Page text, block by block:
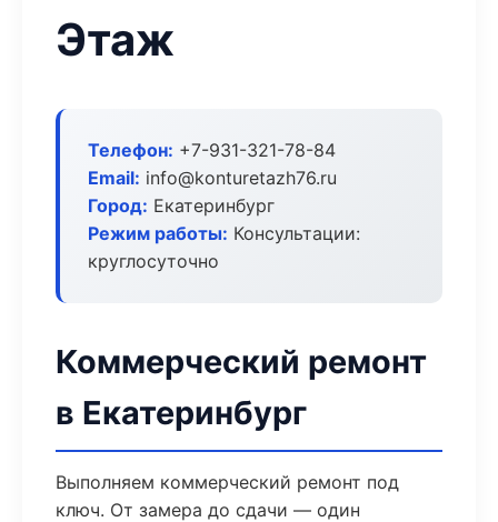
Этаж
Телефон: +7-931-321-78-84
Email: info@konturetazh76.ru
Город: Екатеринбург
Режим работы: Консультации:
круглосуточно
Коммерческий ремонт
в Екатеринбург
Выполняем коммерческий ремонт под
ключ. От замера до сдачи — один